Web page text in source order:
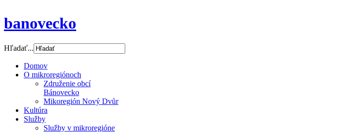
banovecko
Hľadať...
Domov
O mikroregiónoch
Združenie obcí
Bánovecko
Mikoregión Nový Dvůr
Kultúra
Služby
Služby v mikroregióne